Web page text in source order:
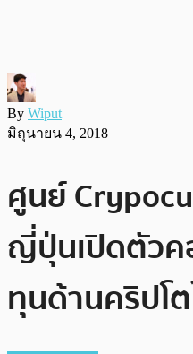
By Wiput
มิถุนายน 4, 2018
ศูนย์
ญี่ปุ่นเปิดตัวค
ทุนด้านคริปโ